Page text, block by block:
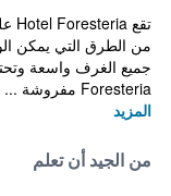
من الطرق التي يمكن
Foresteria مفروشة ...
المزيد
من الجيد أن تعلم